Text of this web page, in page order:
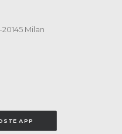
Milan
APP